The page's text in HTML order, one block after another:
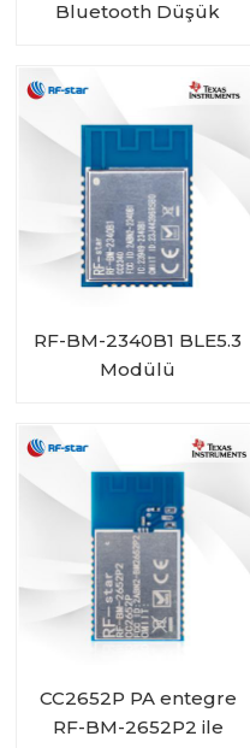
Bluetooth Düşük
BM-2340QB1
RF-BM-2340B1 BLE5.3
Modülü
CC2652P PA entegre
RF-BM-2652P2 ile